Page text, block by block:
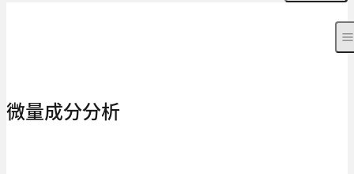
微量成分分析